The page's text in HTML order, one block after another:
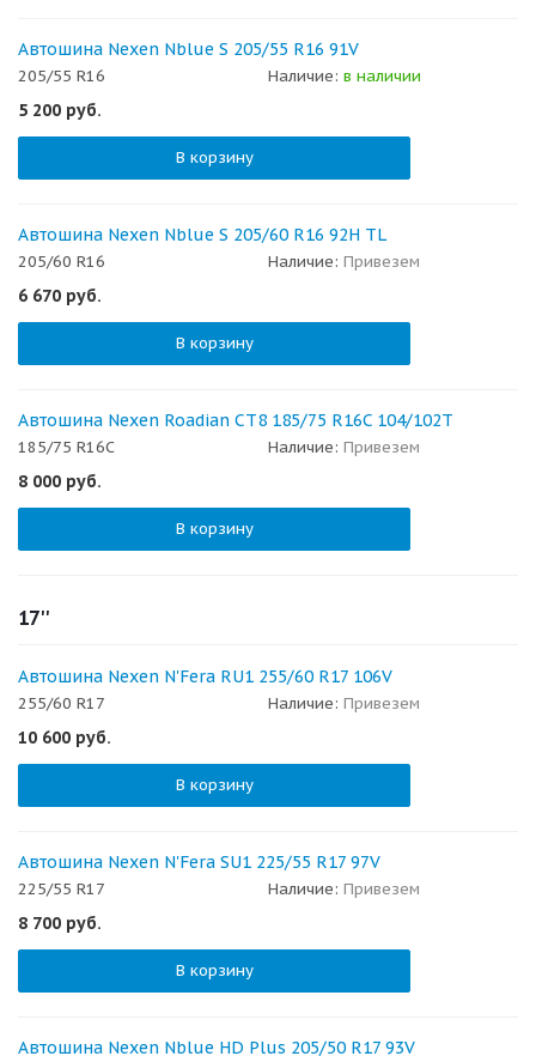
Автошина Nexen Nblue S 205/55 R16 91V
205/55 R16 Наличие: в наличии
5 200 руб.
В корзину
Автошина Nexen Nblue S 205/60 R16 92H TL
205/60 R16 Наличие: Привезем
6 670 руб.
В корзину
Автошина Nexen Roadian CT8 185/75 R16C 104/102T
185/75 R16C Наличие: Привезем
8 000 руб.
В корзину
17''
Автошина Nexen N'Fera RU1 255/60 R17 106V
255/60 R17 Наличие: Привезем
10 600 руб.
В корзину
Автошина Nexen N'Fera SU1 225/55 R17 97V
225/55 R17 Наличие: Привезем
8 700 руб.
В корзину
Автошина Nexen Nblue HD Plus 205/50 R17 93V